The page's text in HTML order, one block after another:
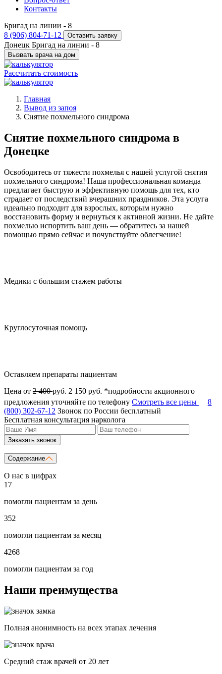
Контакты
Бригад на линии - 8
8 (906) 804-71-12
Оставить заявку
Донецк Бригад на линии - 8
Вызвать врача на дом
Рассчитать стоимость
Главная
Вывод из запоя
Снятие похмельного синдрома
Снятие похмельного синдрома в
Донецке
Освободитесь от тяжести похмелья с нашей услугой снятия
похмельного синдрома! Наша профессиональная команда
предлагает быструю и эффективную помощь для тех, кто
страдает от последствий вчерашних праздников. Эта услуга
идеально подходит для взрослых, которым нужно
восстановить форму и вернуться к активной жизни. Не дайте
похмелью испортить ваш день — обратитесь за нашей
помощью прямо сейчас и почувствуйте облегчение!
Медики с большим стажем работы
Круглосуточная помощь
Оставляем препараты пациентам
Цена от 2 400руб. 2 150 руб. *подробности акционного
предложения уточняйте по телефону Смотреть все цены
8
(800) 302-67-12 Звонок по России бесплатный
Бесплатная консультация нарколога
Заказать звонок
Содержание
О нас в цифрах
17
помогли пациентам за день
352
помогли пациентам за месяц
4268
помогли пациентам за год
Наши преимущества
Полная анонимность на всех этапах лечения
Средний стаж врачей от 20 лет